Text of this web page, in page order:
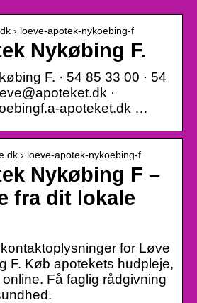
› loeve-apotek-nykoebing-f
Nykøbing F.
F. · 54 85 33 00 · 54
·
apoteket.dk …
› loeve-apotek-nykoebing-f
Nykøbing F –
fra dit lokale
for Løve
F. Køb apotekets hudpleje,
Få faglig rådgivning